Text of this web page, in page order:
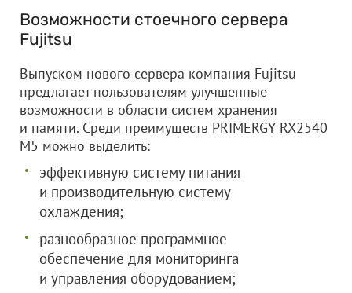
Возможности стоечного сервера
Fujitsu
Выпуском нового сервера компания Fujitsu
предлагает пользователям улучшенные
возможности в области систем хранения
и памяти. Среди преимуществ PRIMERGY RX2540
M5 можно выделить:
эффективную систему питания
и производительную систему
охлаждения;
разнообразное программное
обеспечение для мониторинга
и управления оборудованием;